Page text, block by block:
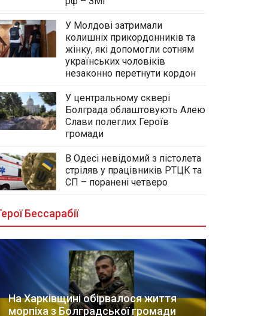
У Молдові затримали
колишніх прикордонників та
жінку, які допомогли сотням
українських чоловіків
незаконно перетнути кордон
У центральному сквері
Болграда облаштовують Алею
Слави полеглих Героїв
громади
В Одесі невідомий з пістолета
стріляв у працівників РТЦК та
СП – поранені четверо
Бессарабії
На Харківщині обірвалося життя
морпіха з Болградської громади